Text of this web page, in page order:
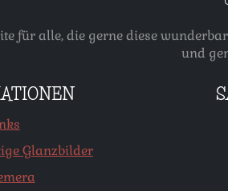
für alle, die gerne diese
und
Glanzbilder